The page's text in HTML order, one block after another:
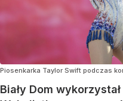
Piosenkarka Taylor Swift podczas
Biały Dom